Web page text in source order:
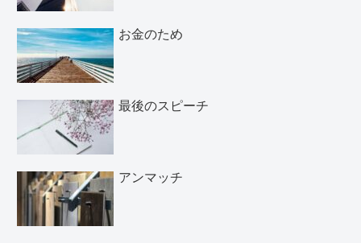
お金のため
最後のスピーチ
アンマッチ